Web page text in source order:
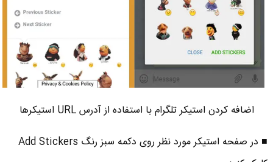
اضافه کردن استیکر تلگرام با استفاده از آدرس URL استیکرها
■ در صفحه استیکر مورد نظر روی دکمه سبز رنگ Add Stickers